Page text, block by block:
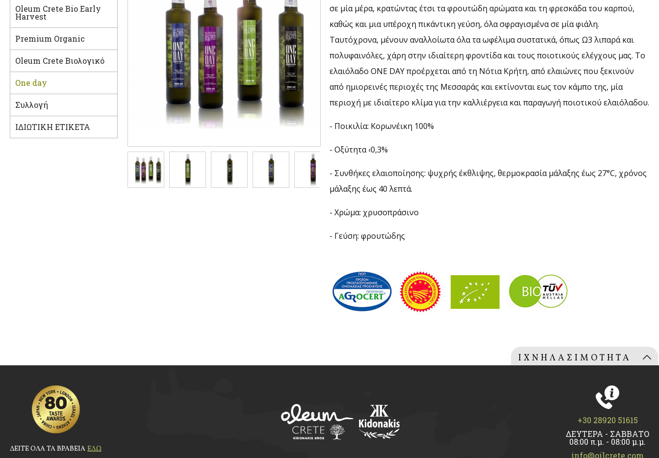
Oleum Crete Bio Early
Harvest
Premium Organic
Oleum Crete Βιολογικό
One day
Συλλογή
ΙΔΙΩΤΙΚΗ ΕΤΙΚΕΤΑ
σε μία μέρα, κρατώντας έτσι τα φρουτώδη αρώματα και τη φρεσκάδα του καρπού,
καθώς και μια υπέροχη πικάντικη γεύση, όλα σφραγισμένα σε μία φιάλη.
Ταυτόχρονα, μένουν αναλλοίωτα όλα τα ωφέλιμα συστατικά, όπως Ω3 λιπαρά και
πολυφαινόλες, χάρη στην ιδιαίτερη φροντίδα και τους ποιοτικούς ελέγχους μας. Το
ελαιόλαδο ONE DAY προέρχεται από τη Νότια Κρήτη, από ελαιώνες που ξεκινούν
από ημιορεινές περιοχές της Μεσσαράς και εκτίνονται εως τον κάμπο της, μία
περιοχή με ιδιαίτερο κλίμα για την καλλιέργεια και παραγωγή ποιοτικού ελαιόλαδου.
- Ποικιλία: Κορωνέικη 100%
- Oξύτητα ‹0,3%
- Συνθήκες ελαιοποίησης: ψυχρής έκθλιψης, θερμοκρασία μάλαξης έως 27°C, χρόνος
μάλαξης έως 40 λεπτά.
- Χρώμα: χρυσοπράσινο
- Γεύση: φρουτώδης
ΙΧΝΗΛΑΣΙΜΟΤΗΤΑ
ΕΛΑΙΟΛΑΔΟΥ
ΔΕΙΤΕ ΟΛΑ ΤΑ ΒΡΑΒΕΙΑ ΕΔΩ
+30 28920 51615
ΔΕΥΤΕΡΑ - ΣΑΒΒΑΤΟ
08:00 π.μ. - 08:00 μ.μ.
info@oilcrete.com